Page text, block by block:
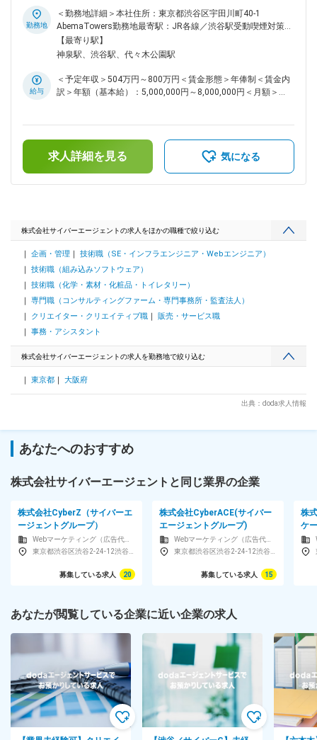
た総合エンターテインメント企業です。 直近ではアニメや縦
読み漫画や実写ドラマ、2.5次元舞台といった分野にも事業領
域を広げ、全世界に感動と熱狂を届けるコンテンツ作りに力を
入れております。 変更の範囲：会社の定める業務
ジアのメーカーを中心に日本のアニメIPの提案を行い、ライセ
ンシーとして活用いただけるように伴走いただく業務となりま
す。 アニメIPはサイバーエージェント所有のものもあれば、
日本の他メーカーのIPを提案するケースもございます。 具体
・海外（主にアジア圏）でヒットに繋がりそうなアニメIPの発
掘 ・ライセンシーと成り得る海外企業に対しての提案 ・ライ
実行 ■本ポジションの魅力： ・サイバーエージェントグルー
プでの多様なリソースを活用しながらアニメ事業の拡大に携わ
ることができます。 ・事業立ち上げ、事業拡大のフェーズに
携わることができます。 ・業界未経験からアニメ事業にチャ
に放送した『プラオレ！～PRIDE OF ORANGE～』は、アニ
メ・ゲーム化が前提のプロジェクトで企画開発からアニメ放送
までに約5年ほどかかりましたが、今後は事業サイズも着実に
大きくしていくべく、新規オリジナルIP開発と平行して、出資
タイトルのライセンスビジネス展開と、原作タイトルのアニメ
は、アニメ領域に強みを持つABEMAに代表されるメディア事
業やゲーム、広告事業等を多角的に行うデジタルに強みをもっ
た総合エンターテインメント企業です。 直近ではアニメや縦
読み漫画や実写ドラマ、2.5次元舞台といった分野にも事業領
域を広げ、全世界に感動と熱狂を届けるコンテンツ作りに力を
入れております。 変更の範囲：会社の定める業務
勤務地
＜勤務地詳細＞本社住所：東京都渋谷区宇田川町40-1
AbemaTowers勤務地最寄駅：JR各線／渋谷駅受動喫煙対策：
屋内喫煙可能場所あり変更の範囲：会社の定める事業所（リモ
ートワーク含む）
【最寄り駅】
神泉駅、渋谷駅、代々木公園駅
給与
＜予定年収＞504万円～800万円＜賃金形態＞年俸制＜賃金内
訳＞年額（基本給）：5,000,000円～8,000,000円＜月額＞
安の金額であり、選考を通じて上下する可能性があります。月
給(月額)は固定手当を含めた表記です。
求人詳細を見る 気になる
株式会社サイバーエージェントの求人をほかの職種で絞り込む
企画・管理
技術職（SE・インフラエンジニア・Webエンジニア）
技術職（組み込みソフトウェア）
技術職（化学・素材・化粧品・トイレタリー）
専門職（コンサルティングファーム・専門事務所・監査法人）
クリエイター・クリエイティブ職
販売・サービス職
事務・アシスタント
株式会社サイバーエージェントの求人を勤務地で絞り込む
東京都 大阪府
出典：doda求人情報
あなたへのおすすめ
株式会社サイバーエージェントと同じ業界の企業
株式会社CyberZ（サイバーエ
ージェントグループ）
募集している求人 20
株式会社CyberACE(サイバー
エージェントグループ)
募集している求人 15
株
ケ
あなたが閲覧している企業に近い企業の求人